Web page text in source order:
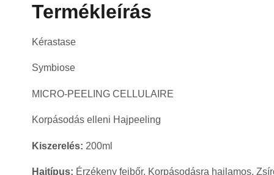
Termékleírás
Kérastase
Symbiose
MICRO-PEELING CELLULAIRE
Korpásodás elleni Hajpeeling
Kiszerelés: 200ml
Hajtípus: Érzékeny fejbőr, Korpásodásra hajlamos,